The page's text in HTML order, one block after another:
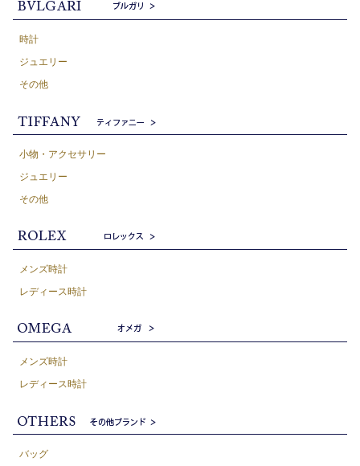
時計
ジュエリー
その他
小物・アクセサリー
ジュエリー
その他
メンズ時計
レディース時計
メンズ時計
レディース時計
バッグ